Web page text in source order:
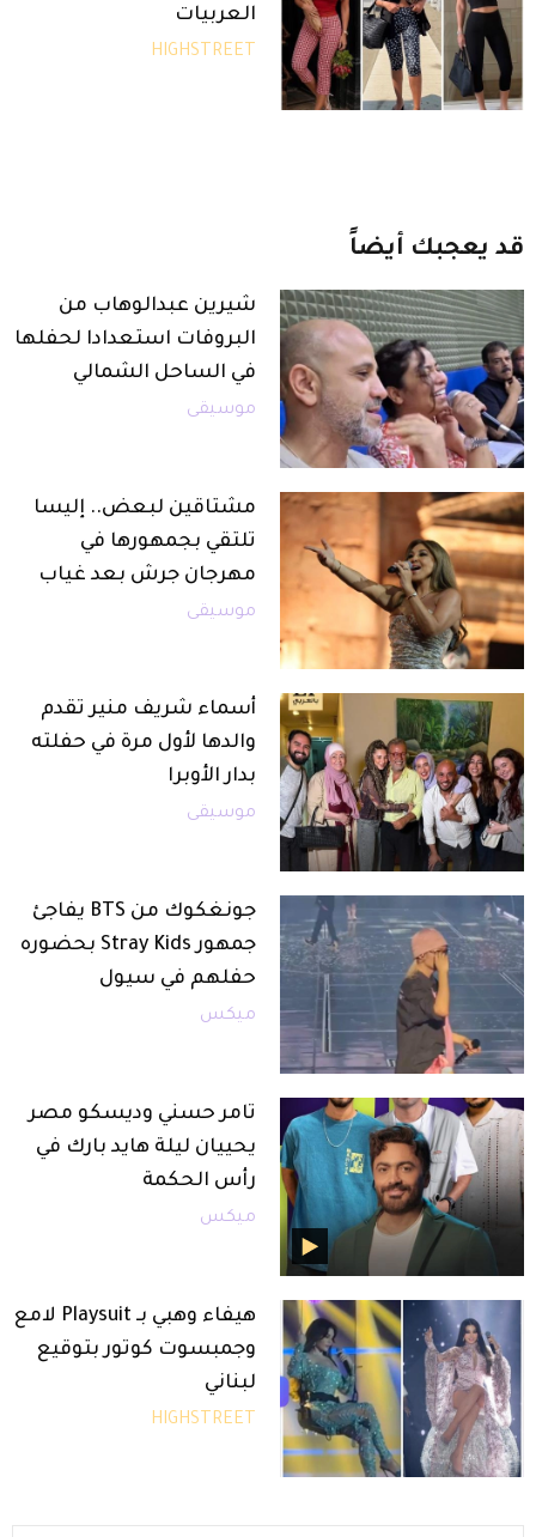
العربيات
HIGHSTREET
قد يعجبك أيضاً
شيرين عبدالوهاب من
البروفات استعدادا لحفلها
في الساحل الشمالي
موسيقى
مشتاقين لبعض.. إليسا
تلتقي بجمهورها في
مهرجان جرش بعد غياب
موسيقى
أسماء شريف منير تقدم
والدها لأول مرة في حفلته
بدار الأوبرا
موسيقى
جونغكوك من BTS يفاجئ
جمهور Stray Kids بحضوره
حفلهم في سيول
ميكس
تامر حسني وديسكو مصر
يحييان ليلة هايد بارك في
رأس الحكمة
ميكس
هيفاء وهبي بـ Playsuit لامع
وجمبسوت كوتور بتوقيع
لبناني
HIGHSTREET